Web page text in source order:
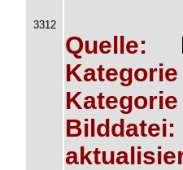
3312
Quelle:
Kategorie
Kategorie
Bilddatei: